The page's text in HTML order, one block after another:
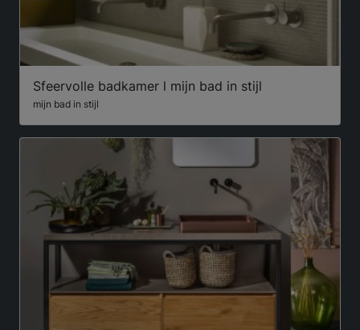
Sfeervolle badkamer l mijn bad in stijl
mijn bad in stijl